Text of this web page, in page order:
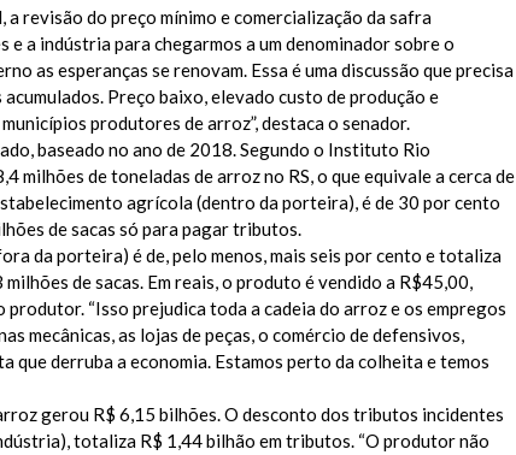
revisão do preço mínimo e comercialização da safra
a indústria para chegarmos a um denominador sobre o
as esperanças se renovam. Essa é uma discussão que precisa
Preço baixo, elevado custo de produção e
produtores de arroz”, destaca o senador.
baseado no ano de 2018. Segundo o Instituto Rio
milhões de toneladas de arroz no RS, o que equivale a cerca de
agrícola (dentro da porteira), é de 30 por cento
de sacas só para pagar tributos.
da porteira) é de, pelo menos, mais seis por cento e totaliza
de sacas. Em reais, o produto é vendido a R$45,00,
“Isso prejudica toda a cadeia do arroz e os empregos
mecânicas, as lojas de peças, o comércio de defensivos,
derruba a economia. Estamos perto da colheita e temos
gerou R$ 6,15 bilhões. O desconto dos tributos incidentes
totaliza R$ 1,44 bilhão em tributos. “O produtor não